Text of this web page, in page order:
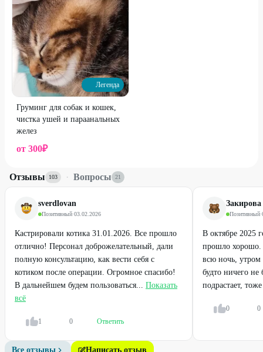
Легенда
Груминг для собак и кошек,
чистка ушей и параанальных
желез
от 300₽
Отзывы 103 · Вопросы 21
sverdlovan
Позитивный·03.02.2026
Кастрировали котика 31.01.2026. Все прошло
отлично! Персонал доброжелательный, дали
полную консультацию, как вести себя с
котиком после операции. Огромное спасибо!
В дальнейшем будем пользоваться... Показать
всё
1 0 Ответить
Позитивный·
В октябре 2025
прошло хорошо.
всю ночь, утром
будто ничего
подрастает,
0 0
Все отзывы Написать отзыв